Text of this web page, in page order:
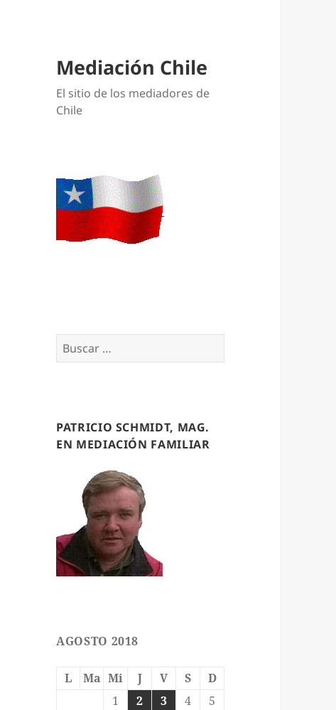
Mediación Chile
El sitio de los mediadores de
Chile
Buscar
por:
PATRICIO SCHMIDT, MAG.
EN MEDIACIÓN FAMILIAR
AGOSTO 2018
L Ma Mi J V S
D
1
2 3 4
5